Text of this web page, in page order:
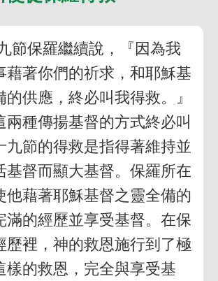
節保羅繼續說，『因為我
藉著你們的祈求，和耶穌基
的供應，終必叫我得救。』
兩種傳揚基督的方式終必叫
九節的得救是指得著維持並
基督而顯大基督。保羅所在
他藉著耶穌基督之靈全備的
滿的經歷並享受基督。在保
歷裡，神的救恩施行到了極
樣的救恩，完全與享受基